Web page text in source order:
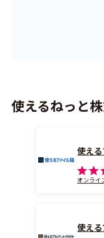
使えるねっと
使え
オンライ
使え